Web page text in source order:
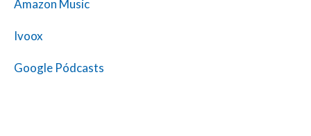
Amazon Music
Ivoox
Google Pódcasts